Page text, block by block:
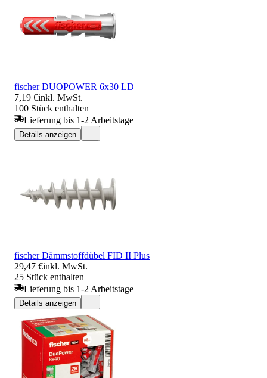
fischer DUOPOWER 6x30 LD
7,19 €inkl. MwSt.
100 Stück enthalten
Lieferung bis 1-2 Arbeitstage
Details anzeigen
fischer Dämmstoffdübel FID II Plus
29,47 €inkl. MwSt.
25 Stück enthalten
Lieferung bis 1-2 Arbeitstage
Details anzeigen